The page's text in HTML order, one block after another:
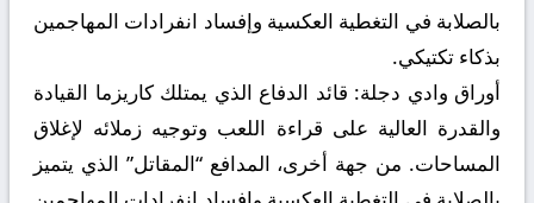
بالصلابة في التغطية العكسية وإفساد انفرادات المهاجمين
بذكاء تكتيكي.
أوراق وادي دجلة: قائد الدفاع الذي يمتلك كاريزما القيادة
والقدرة العالية على قراءة اللعب وتوجيه زملائه لإغلاق
المساحات. من جهة أخرى، المدافع “المقاتل” الذي يتميز